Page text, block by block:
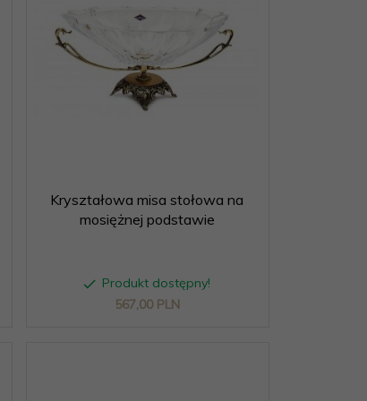
Kryształowa misa stołowa na
mosiężnej podstawie
Produkt dostępny!
567,00 PLN